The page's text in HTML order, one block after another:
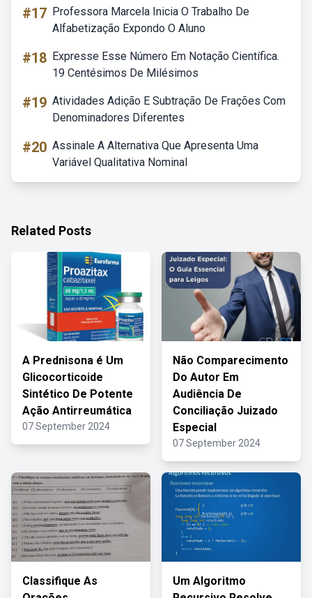
#17 Professora Marcela Inicia O Trabalho De
Alfabetização Expondo O Aluno
#18 Expresse Esse Número Em Notação Científica.
19 Centésimos De Milésimos
#19 Atividades Adição E Subtração De Frações Com
Denominadores Diferentes
#20 Assinale A Alternativa Que Apresenta Uma
Variável Qualitativa Nominal
Related Posts
A Prednisona é Um
Glicocorticoide
Sintético De Potente
Ação Antirreumática
07 September 2024
Não Comparecimento
Do Autor Em
Audiência De
Conciliação Juizado
Especial
07 September 2024
Classifique As
Um Algoritmo